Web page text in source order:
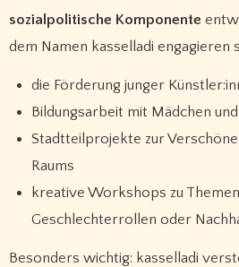
sozialpolitische Komponente
dem Namen kasselladi engagieren
die Förderung junger
Bildungsarbeit mit Mädchen und
Stadtteilprojekte zur
Raums
kreative Workshops zu
Geschlechterrollen oder
Besonders wichtig: kasselladi